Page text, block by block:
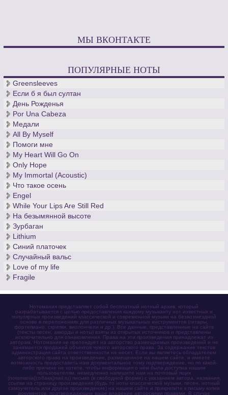
МЫ ВКОНТАКТЕ
ПОПУЛЯРНЫЕ НОТЫ
Greensleeves
Если б я был султан
День Рожденья
Por Una Cabeza
Медали
All By Myself
Помоги мне
My Heart Will Go On
Only Hope
My Immortal (Acoustic)
Что такое осень
Engel
While Your Lips Are Still Red
На безымянной высоте
Зурбаган
Lithium
Синий платочек
Случайный вальс
Love of my life
Fragile
Нотомания представляет собой бесплатный нотный архив, который
разрабатывается с целью предоставления каждому музыканту нот известных и
популярных произведений классической и современной музыки на безвозмездной
основе в переложениях для различных музыкальных инструментов (гитары,
фортепиано, скрипки, виолончели и др.). Все данные, представленные на сайте
(тексты песен, аккорды и ноты) взяты из открытых источников и представлены
исключительно для ознакомления. Права на эти произведения принадлежат их
авторам. Нотомания не претендует на авторство размещаемых произведений и не
занимается продажей объектов чужого авторского права. За содержание текстов
администрация сайта ответственности не несет. Если вы являетесь обладателем
авторского права на произведение, размещенное на нашем сайте, и имеете
возможность предоставить нам документальное тому подтверждение, но по какой-
либо причине не хотите, чтобы информация о нём была доступна нашим
пользователям, немедленно напишите нам на почтовый ящик
(notomania[собака]mail.ru) письмо (в свободной форме) с указанием автора, названия,
ссылки на страницу произведения (будь то ноты классической музыки, песен, нотный
самоучитель или другое произведение) на нашем сайте и прикрепите к письму копии
документов, подтверждающие ваше владение авторскими правами. В случае